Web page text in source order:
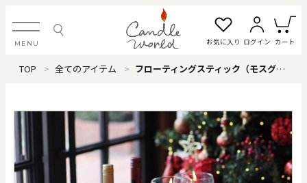
MENU お気に入り ログイン カート
ログイン・新規会員登録
お気に入り一覧 カートを見る
TOP 全てのアイテム フローティングスティック（モスグリーン）